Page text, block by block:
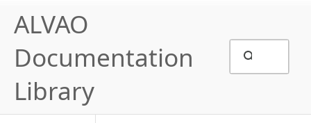
ALVAO
Documentation
Library